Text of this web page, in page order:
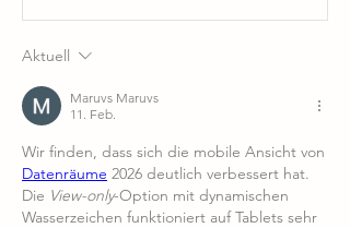
Aktuell
Maruvs Maruvs
11. Feb.
Datenräume 2026 deutlich verbessert hat.
Die View-only-Option mit dynamischen
Wasserzeichen funktioniert auf Tablets sehr